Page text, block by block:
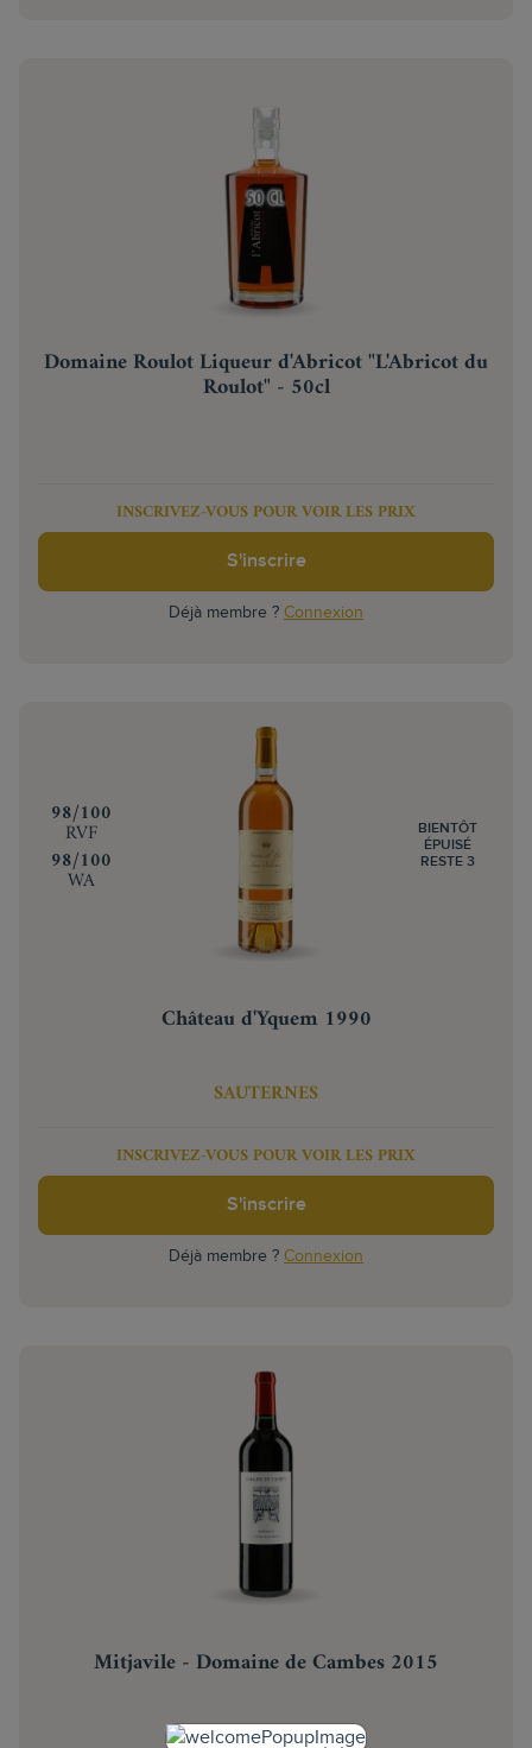
Domaine Roulot Liqueur d'Abricot "L'Abricot du
Roulot" - 50cl
INSCRIVEZ-VOUS POUR VOIR LES PRIX
S'inscrire
Déjà membre ? Connexion
‍98/100
RVF
‍98/100
WA
Château d'Yquem 1990
SAUTERNES
BIENTÔT
ÉPUISÉ
RESTE 3
INSCRIVEZ-VOUS POUR VOIR LES PRIX
S'inscrire
Déjà membre ? Connexion
Mitjavile - Domaine de Cambes 2015
BORDEAUX